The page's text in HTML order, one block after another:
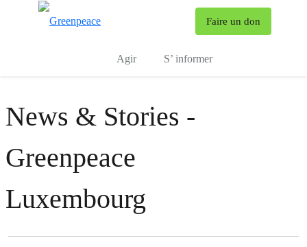
Faire un don
Agir S’ informer
News & Stories -
Greenpeace
Luxembourg